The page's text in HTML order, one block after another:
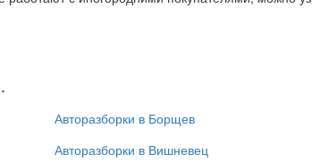
Авторазборки в Борщев
Авторазборки в Вишневец